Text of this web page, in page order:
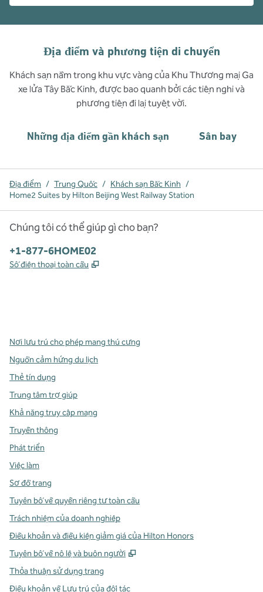
Địa điểm và phương tiện di chuyển
Khách sạn nằm trong khu vực vàng của Khu Thương mại Ga
xe lửa Tây Bắc Kinh, được bao quanh bởi các tiện nghi và
phương tiện đi lại tuyệt vời.
Những địa điểm gần khách sạn Sân bay
Địa điểm / Trung Quốc / Khách sạn Bắc Kinh /
Home2 Suites by Hilton Beijing West Railway Station
Chúng tôi có thể giúp gì cho bạn?
Điện thoại:
+1-877-6HOME02
Số điện thoại toàn cầu ,
Nơi lưu trú cho phép mang thú cưng
Nguồn cảm hứng du lịch
Thẻ tín dụng
Trung tâm trợ giúp
Khả năng truy cập mạng
Truyền thông
Phát triển
Việc làm
Sơ đồ trang
Tuyên bố về quyền riêng tư toàn cầu
Trách nhiệm của doanh nghiệp
Điều khoản và điều kiện giảm giá của Hilton Honors
Tuyên bố về nô lệ và buôn người
,
Thỏa thuận sử dụng trang
Điều khoản về Lưu trú của đối tác